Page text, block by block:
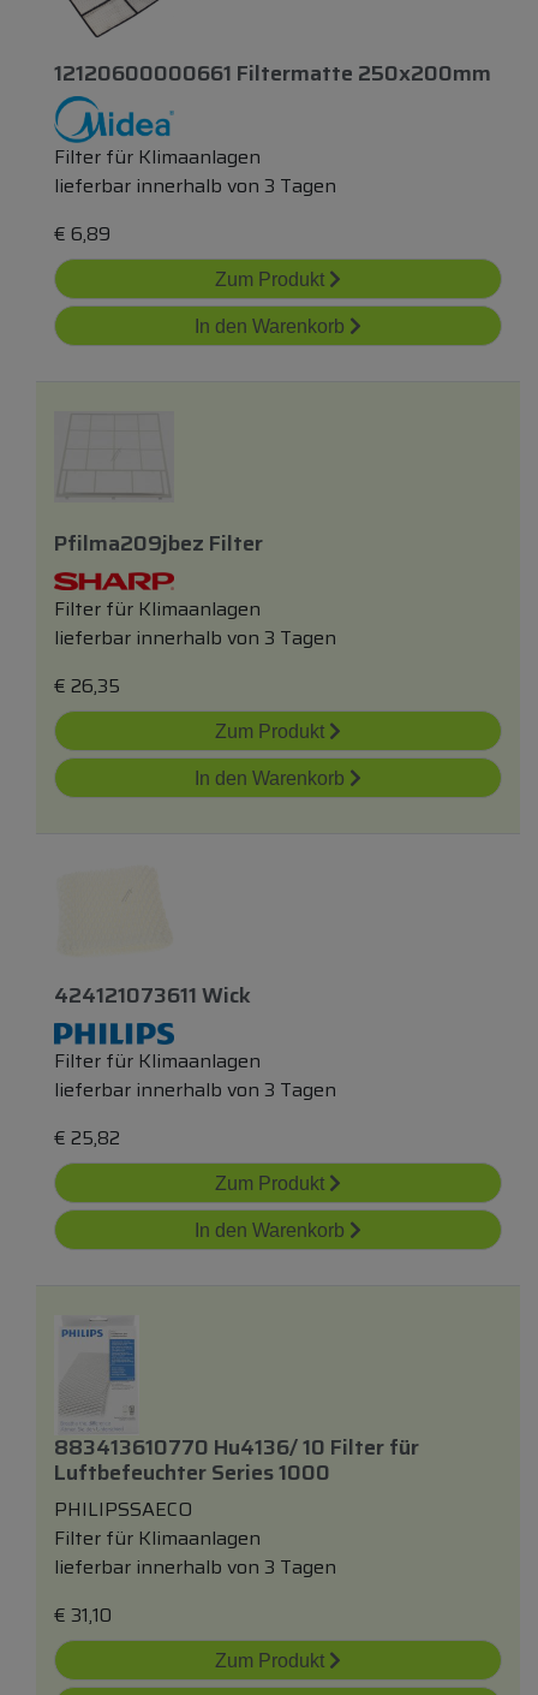
12120600000661 Filtermatte 250x200mm
Filter für Klimaanlagen
lieferbar innerhalb von 3 Tagen
€ 6,89
Zum Produkt
In den Warenkorb
Pfilma209jbez Filter
Filter für Klimaanlagen
lieferbar innerhalb von 3 Tagen
€ 26,35
Zum Produkt
In den Warenkorb
424121073611 Wick
Filter für Klimaanlagen
lieferbar innerhalb von 3 Tagen
€ 25,82
Zum Produkt
In den Warenkorb
883413610770 Hu4136/ 10 Filterfür
Luftbefeuchter Series 1000
PHILIPSSAECO
Filter für Klimaanlagen
lieferbar innerhalb von 3 Tagen
€ 31,10
Zum Produkt